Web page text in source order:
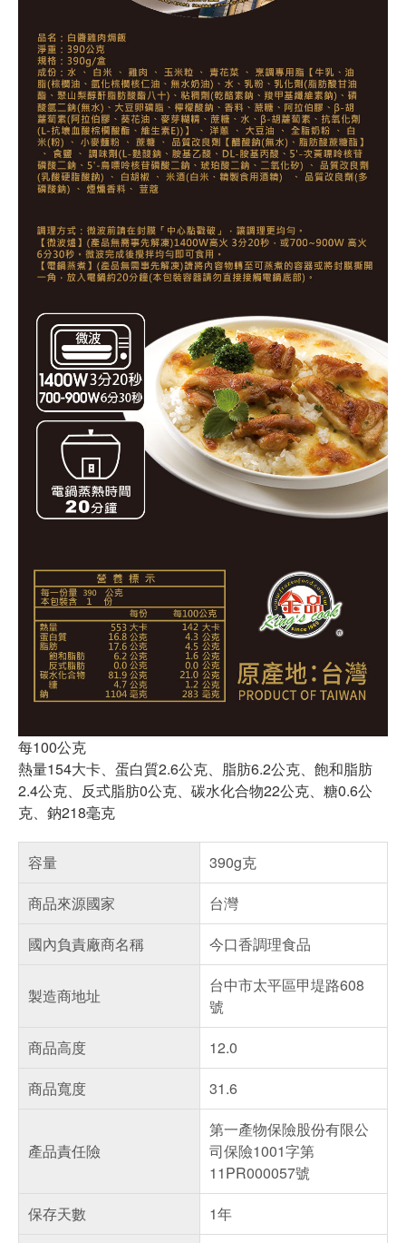
每100公克
熱量154大卡、蛋白質2.6公克、脂肪6.2公克、飽和脂肪
2.4公克、反式脂肪0公克、碳水化合物22公克、糖0.6公
克、鈉218毫克
容量
390g克
商品來源國家
台灣
國內負責廠商名稱
今口香調理食品
製造商地址
台中市太平區甲堤路608
號
商品高度
12.0
商品寬度
31.6
產品責任險
第一產物保險股份有限公
司保險1001字第
11PR000057號
保存天數
1年